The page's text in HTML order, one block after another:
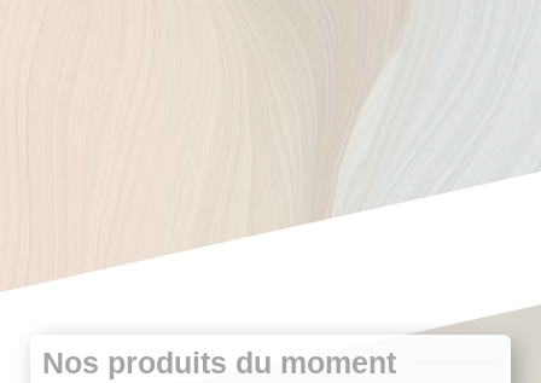
Nos produits du moment